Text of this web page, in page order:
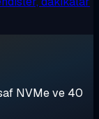
NVMe ve 40